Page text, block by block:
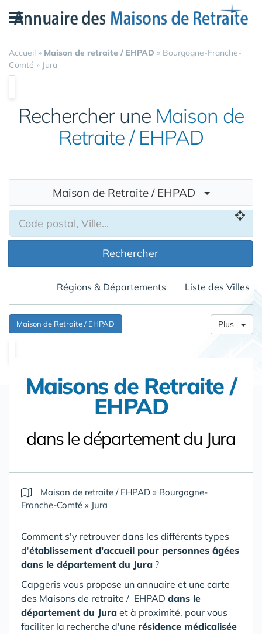
Accueil » Maison de retraite / EHPAD » Bourgogne-Franche-
Comté » Jura
Rechercher une Maison de
Retraite / EHPAD
Maison de Retraite / EHPAD
Rechercher
Régions & Départements Liste des Villes
Maison de Retraite / EHPAD Plus
Maisons de Retraite /
EHPAD
dans le département du Jura
Maison de retraite / EHPAD » Bourgogne-
Franche-Comté » Jura
Comment s'y retrouver dans les différents types
d'établissement d'accueil pour personnes âgées
dans le département du Jura ?
Capgeris vous propose un annuaire et une carte
des Maisons de retraite / EHPAD dans le
département du Jura et à proximité, pour vous
faciliter la recherche d'une résidence médicalisée